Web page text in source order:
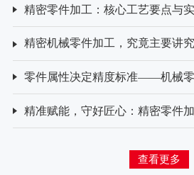
精密零件加工：核心工艺要点与
精密机械零件加工，究竟主要讲
零件属性决定精度标准——机械
精准赋能，守好匠心：精密零件
查看更多